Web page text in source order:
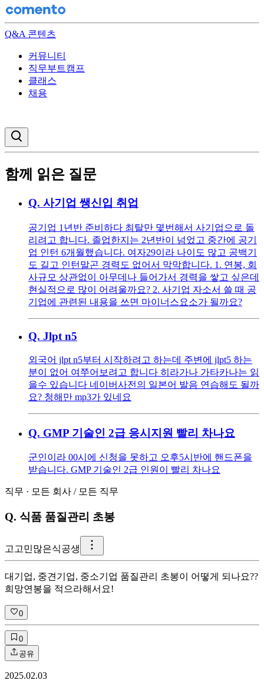
Q&A 콘텐츠
커뮤니티
직무부트캠프
클래스
채용
함께 읽은 질문
Q. 사기업 쌩신입 취업
공기업 1년반 준비하다 최탈만 몇번해서 사기업으로 돌
리려고 합니다. 졸업한지는 2년반이 넘었고 중간에 공기
업 인턴 6개월했습니다. 여자29이라 나이도 많고 공백기
도 길고 인턴말곤 경력도 없어서 막막합니다. 1. 연봉, 회
사규모 상관없이 아무데나 들어가서 경력을 쌓고 싶은데
현실적으로 많이 어려울까요? 2. 사기업 자소서 쓸 때 공
기업에 관련된 내용을 쓰면 마이너스요소가 될까요?
Q. Jlpt n5
외국어 jlpt n5부터 시작하려고 하는데 주변에 jlpt5 하는
분이 없어 여쭈어보려고 합니다 히라가나 가타카나는 읽
을수 있습니다 네이버사전의 일본어 발음 연습해도 될까
요? 청해만 mp3가 있네요
Q. GMP 기술인 2급 응시지원 빨리 차나요
군인이라 00시에 신청을 못하고 오후5시반에 핸드폰을
받습니다. GMP 기술인 2급 인원이 빨리 차나요
직무 · 모든 회사 / 모든 직무
Q. 식품 품질관리 초봉
고 고민많은식공생
대기업, 중견기업, 중소기업 품질관리 초봉이 어떻게 되나요??
희망연봉을 적으라해서요!
0
0
공유
2025.02.03